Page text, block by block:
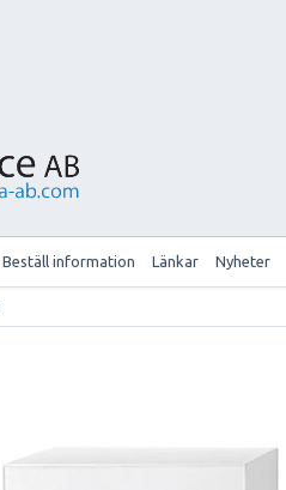
Beställ information Länkar Nyheter